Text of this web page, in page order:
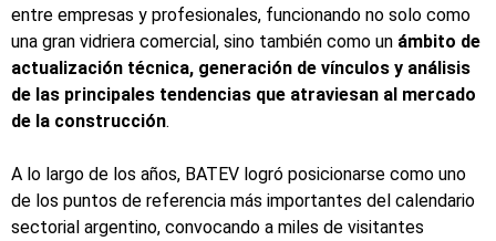
entre empresas y profesionales, funcionando no solo como
una gran vidriera comercial, sino también como un ámbito de
actualización técnica, generación de vínculos y análisis
de las principales tendencias que atraviesan al mercado
de la construcción.
A lo largo de los años, BATEV logró posicionarse como uno
de los puntos de referencia más importantes del calendario
sectorial argentino, convocando a miles de visitantes